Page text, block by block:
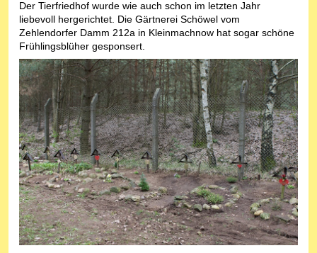
Der Tierfriedhof wurde wie auch schon im letzten Jahr
liebevoll hergerichtet. Die Gärtnerei Schöwel vom
Zehlendorfer Damm 212a in Kleinmachnow hat sogar schöne
Frühlingsblüher gesponsert.